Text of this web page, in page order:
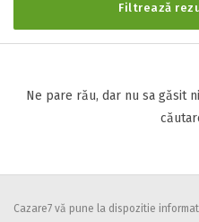
Filtrează
4 stele / margarete
Selecteaza pretul
Facilități
Ne pare rău, dar nu sa găsit
Cazare7 vă pune la dispozitie